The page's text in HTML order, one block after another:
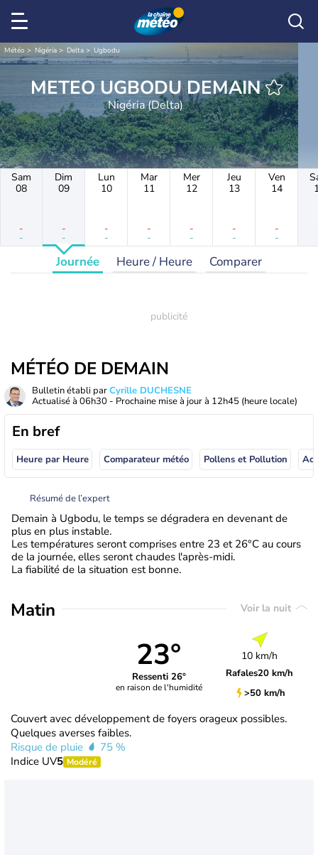
Météo Nigéria Delta Ugbodu
METEO UGBODU DEMAIN
Nigéria (Delta)
Sam
08
-
-
Dim
09
-
-
Lun
10
-
-
Mar
11
-
-
Mer
12
-
-
Jeu
13
-
-
Ven
14
-
-
Journée Heure / Heure Comparer
MÉTÉO DE DEMAIN
Bulletin établi parCyrille DUCHESNE
Actualisé à 06h30 - Prochaine mise à jour à 12h45 (heure locale)
En bref
Heure par Heure Comparateur météo Pollens et Pollution
Résumé de l’expert
Demain à Ugbodu, le temps se dégradera en devenant de
plus en plus instable.
Les températures seront comprises entre 23 et 26°C au cours
de la journée, elles seront chaudes l'après-midi.
La fiabilité de la situation est bonne.
Matin Voir la nuit
23°
Ressenti 26°
en raison de l'humidité
10 km/h
Rafales20 km/h
>50 km/h
Couvert avec développement de foyers orageux possibles.
Quelques averses faibles.
Risque de pluie
75 %
Indice UV5 Modéré